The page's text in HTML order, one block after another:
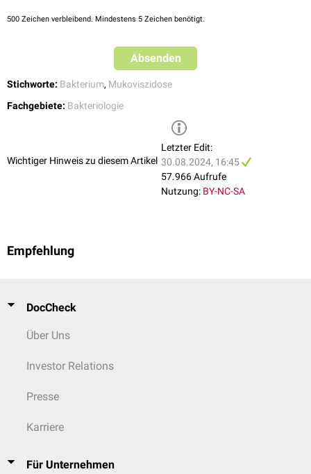
Burkholderia pyrrocinia
Die mit diesen Maßnahmen einhergehendesoziale Isolation
500 Zeichen verbleibend. Mindestens 5 Zeichen benötigt.
Absenden
Stichworte: Bakterium, Mukoviszidose
Fachgebiete: Bakteriologie
Wichtiger Hinweis zu diesem Artikel
Letzter Edit:
30.08.2024, 16:45
57.966 Aufrufe
Nutzung: BY-NC-SA
Empfehlung
DocCheck
Über Uns
Investor Relations
Presse
Karriere
Für Unternehmen